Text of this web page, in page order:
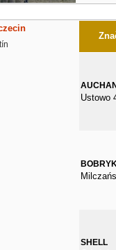
Ustowo
SHELL